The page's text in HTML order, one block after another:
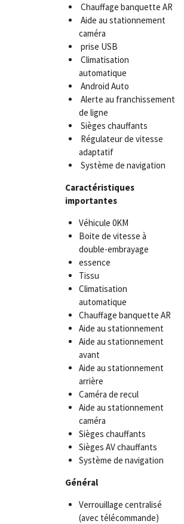
Chauffage banquette AR
Aide au stationnement
caméra
prise USB
Climatisation
automatique
Android Auto
Alerte au franchissement
de ligne
Sièges chauffants
Régulateur de vitesse
adaptatif
Système de navigation
Caractéristiques
importantes
Véhicule 0KM
Boite de vitesse à
double-embrayage
essence
Tissu
Climatisation
automatique
Chauffage banquette AR
Aide au stationnement
Aide au stationnement
avant
Aide au stationnement
arrière
Caméra de recul
Aide au stationnement
caméra
Sièges chauffants
Sièges AV chauffants
Système de navigation
Général
Verrouillage centralisé
(avec télécommande)